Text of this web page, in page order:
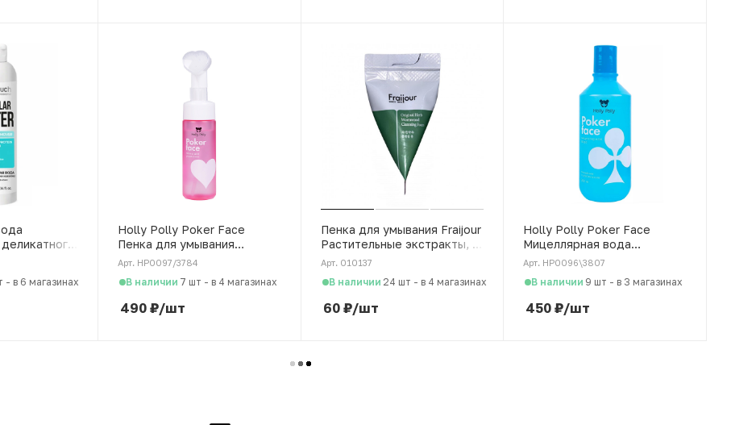
300 мл
- в 6 магазинах
Holly Polly Poker Face
Пенка для умывания
Увлажнение и Сияние, 160
Арт. HP0097/3784
В наличии 7 шт - в 4 магазинах
490₽/шт
Пенка для умывания Fraijour
Растительные экстракты, 5
мл
Арт. 010137
В наличии 24 шт - в 4 магазинах
60₽/шт
Holly Polly Poker Face
Мицеллярная вода
Очищение и увлажнение,
Арт. HP0096\3807
В наличии 9 шт - в 3 магазинах
450₽/шт